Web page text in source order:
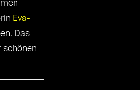
Eva-
Das
schönen